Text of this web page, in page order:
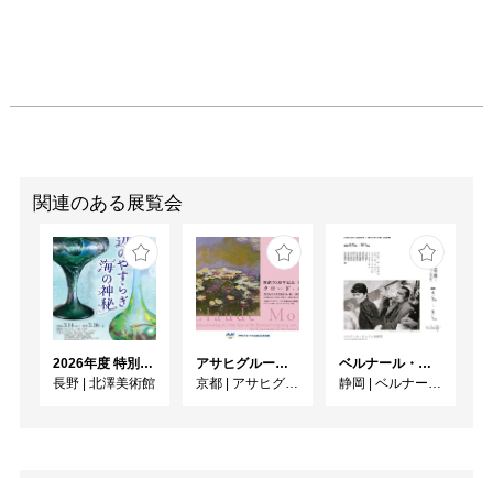
関連のある展覧会
2026年度 特別展「ガレとドーム、アール･ヌーヴォーのガラス 水辺のやすらぎ、海の神秘」
長野 | 北澤美術館
アサヒグループ大山崎山荘美術館 開館30周年記念展「没後100年 クロード・モネ」
京都 | アサヒグループ大山崎山荘美術館
ベルナール・ビュフェと写真 ーカメラがとらえたビュフェとその時代、そして21 世紀へ
静岡 | ベルナール・ビュフェ美術館